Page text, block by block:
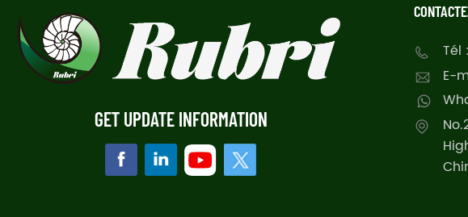
GET UPDATE INFORMATION
Tél
E-